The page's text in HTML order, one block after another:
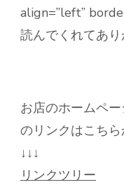
align=”left”
読んでくれてあ
お店のホームペ
のリンクはこちら
↓↓↓
リンクツリー